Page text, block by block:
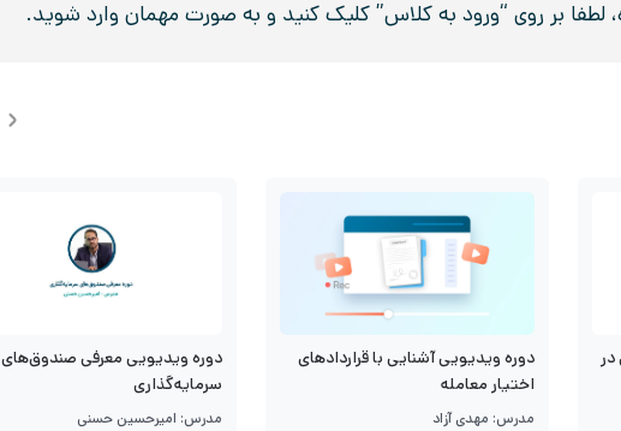
لطفا بر روی “ورود به کلاس” کلیک کنید و به صورت مهمان وارد شوید.
دوره ویدیویی آشنایی با قراردادهای
اختیار معامله
مدرس: مهدی آزاد
دوره ویدیویی معرفی صندوق‌های
سرمایه‌گذاری
مدرس: امیرحسین حسنی